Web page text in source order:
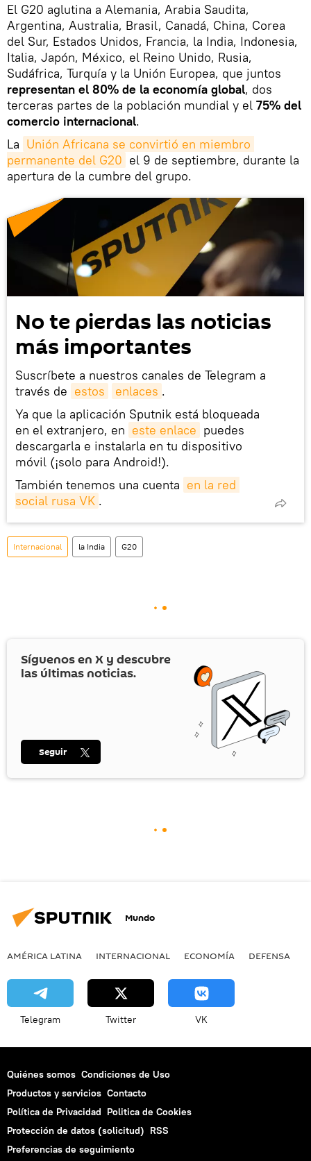
El G20 aglutina a Alemania, Arabia Saudita,
Argentina, Australia, Brasil, Canadá, China, Corea
del Sur, Estados Unidos, Francia, la India, Indonesia,
Italia, Japón, México, el Reino Unido, Rusia,
Sudáfrica, Turquía y la Unión Europea, que juntos
representan el 80% de la economía global, dos
terceras partes de la población mundial y el 75% del
comercio internacional.
La Unión Africana se convirtió en miembro
permanente del G20 el 9 de septiembre, durante la
apertura de la cumbre del grupo.
No te pierdas las noticias
más importantes
Suscríbete a nuestros canales de Telegram a
través de estos enlaces .
Ya que la aplicación Sputnik está bloqueada
en el extranjero, en este enlace puedes
descargarla e instalarla en tu dispositivo
móvil (¡solo para Android!).
También tenemos una cuenta en la red
social rusa VK .
Internacional la India G20
Síguenos en X y descubre
las últimas noticias.
Seguir
Mundo
AMÉRICA LATINA INTERNACIONAL ECONOMÍA DEFENSA
Telegram Twitter VK
Quiénes somos Condiciones de Uso
Productos y servicios Contacto
Política de Privacidad Politica de Cookies
Protección de datos (solicitud) RSS
Preferencias de seguimiento